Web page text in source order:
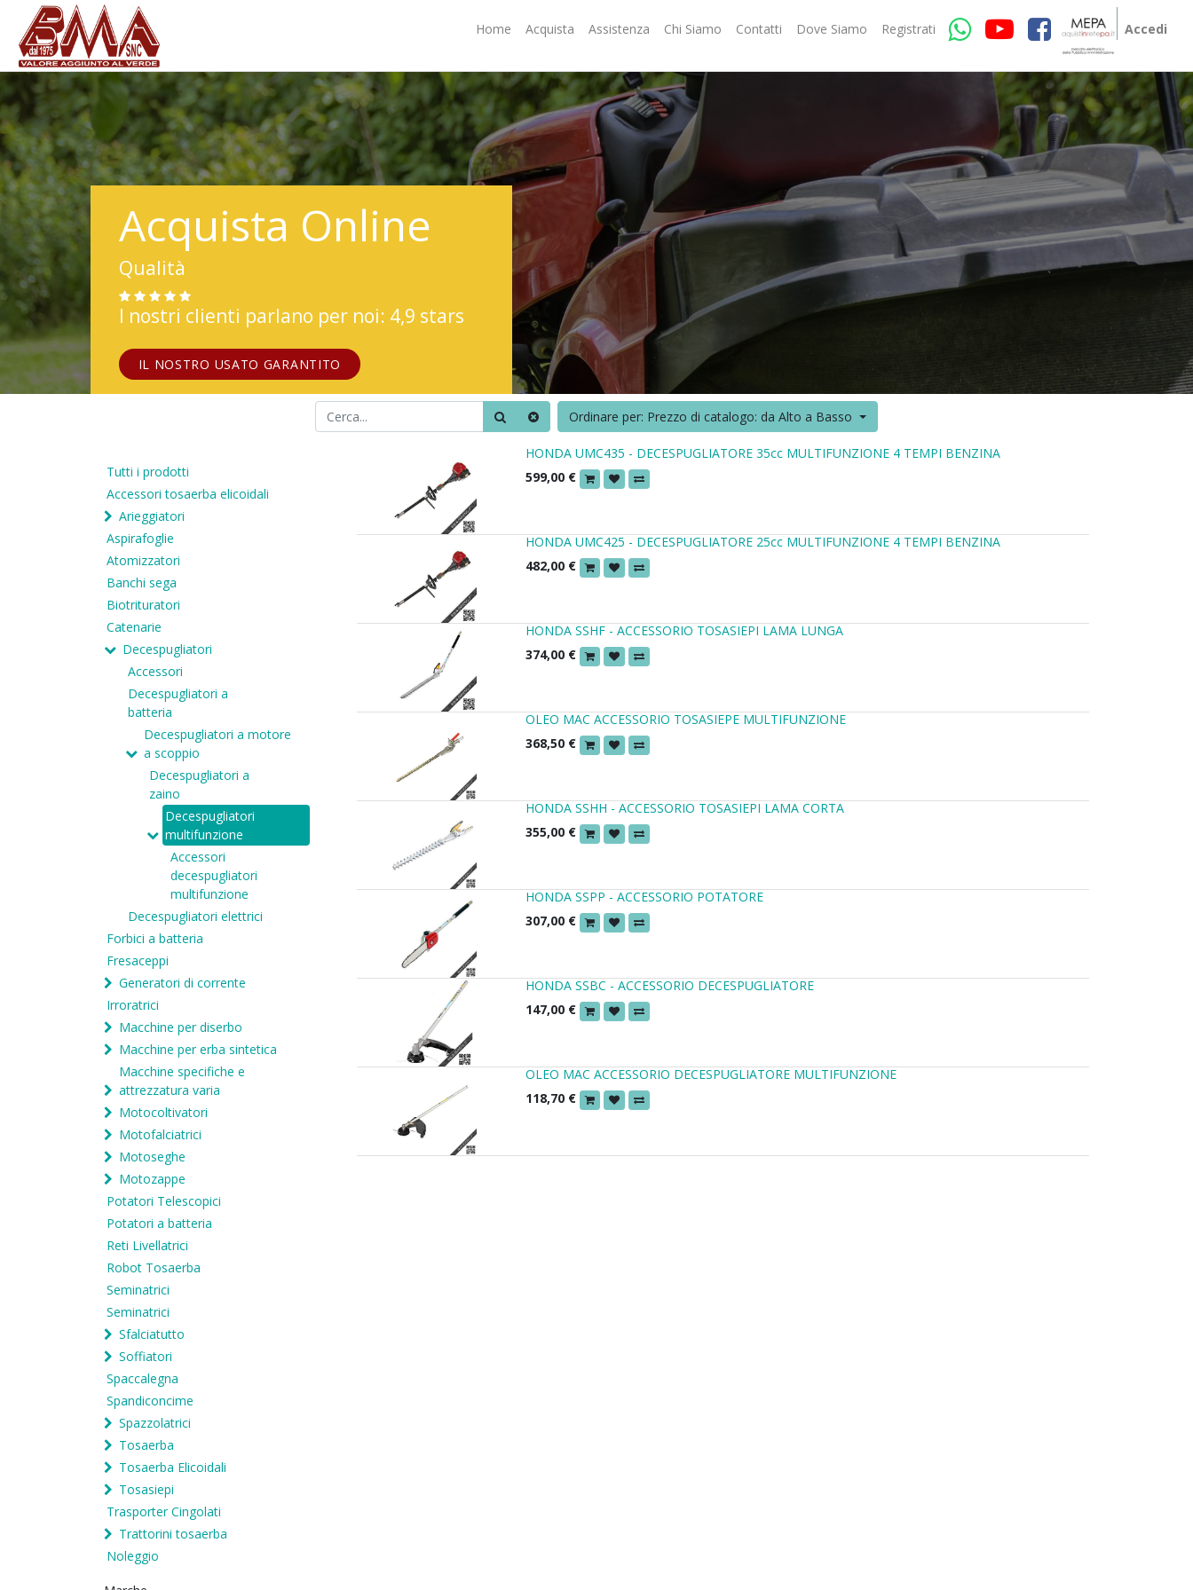
Home Acquista Assistenza Chi Siamo Contatti Dove Siamo Registrati Accedi
Acquista Online
Qualità
I nostri clienti parlano per noi: 4,9 stars
IL NOSTRO USATO GARANTITO
Ordinare per: Prezzo di catalogo: da Alto a Basso
Tutti i prodotti
Accessori tosaerba elicoidali
Arieggiatori
Aspirafoglie
Atomizzatori
Banchi sega
Biotrituratori
Catenarie
Decespugliatori
Accessori
Decespugliatori a
batteria
Decespugliatori a motore
a scoppio
Decespugliatori a
zaino
Decespugliatori
multifunzione
Accessori
decespugliatori
multifunzione
Decespugliatori elettrici
Forbici a batteria
Fresaceppi
Generatori di corrente
Irroratrici
Macchine per diserbo
Macchine per erba sintetica
Macchine specifiche e
attrezzatura varia
Motocoltivatori
Motofalciatrici
Motoseghe
Motozappe
Potatori Telescopici
Potatori a batteria
Reti Livellatrici
Robot Tosaerba
Seminatrici
Seminatrici
Sfalciatutto
Soffiatori
Spaccalegna
Spandiconcime
Spazzolatrici
Tosaerba
Tosaerba Elicoidali
Tosasiepi
Trasporter Cingolati
Trattorini tosaerba
Noleggio
HONDA UMC435 - DECESPUGLIATORE 35cc MULTIFUNZIONE 4 TEMPI BENZINA
599,00 €
HONDA UMC425 - DECESPUGLIATORE 25cc MULTIFUNZIONE 4 TEMPI BENZINA
482,00 €
HONDA SSHF - ACCESSORIO TOSASIEPI LAMA LUNGA
374,00 €
OLEO MAC ACCESSORIO TOSASIEPE MULTIFUNZIONE
368,50 €
HONDA SSHH - ACCESSORIO TOSASIEPI LAMA CORTA
355,00 €
HONDA SSPP - ACCESSORIO POTATORE
307,00 €
HONDA SSBC - ACCESSORIO DECESPUGLIATORE
147,00 €
OLEO MAC ACCESSORIO DECESPUGLIATORE MULTIFUNZIONE
118,70 €